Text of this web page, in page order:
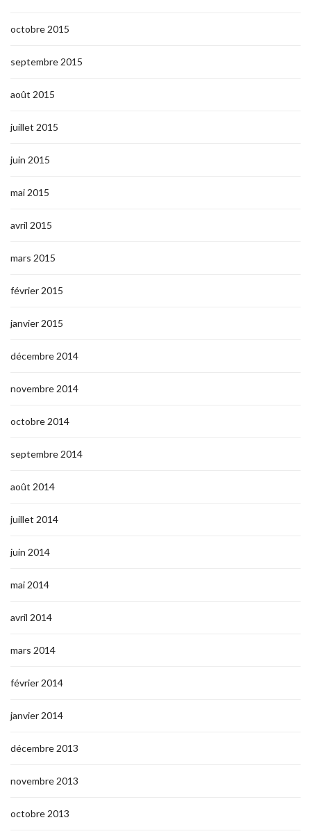
octobre 2015
septembre 2015
août 2015
juillet 2015
juin 2015
mai 2015
avril 2015
mars 2015
février 2015
janvier 2015
décembre 2014
novembre 2014
octobre 2014
septembre 2014
août 2014
juillet 2014
juin 2014
mai 2014
avril 2014
mars 2014
février 2014
janvier 2014
décembre 2013
novembre 2013
octobre 2013